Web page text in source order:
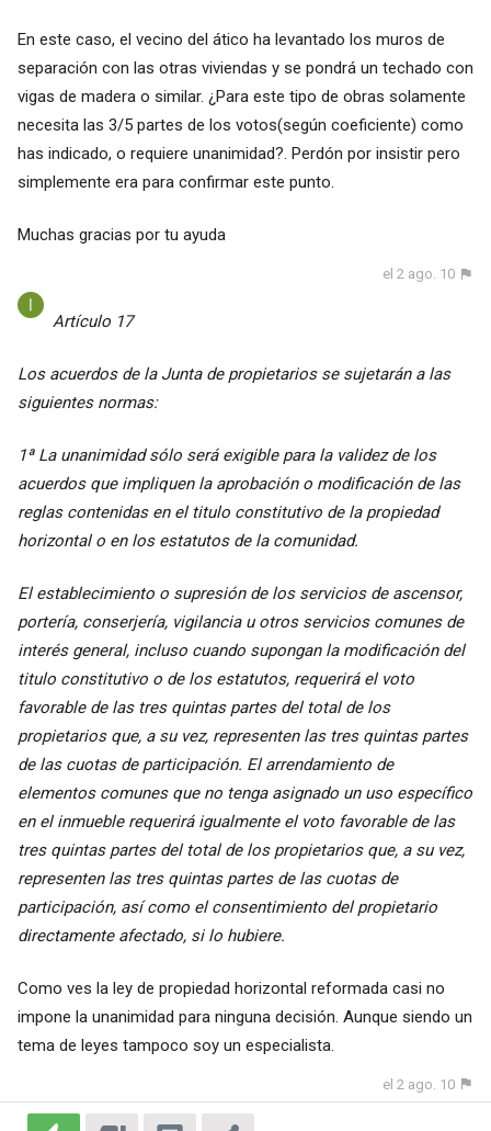
En este caso, el vecino del ático ha levantado los muros de
separación con las otras viviendas y se pondrá un techado con
vigas de madera o similar. ¿Para este tipo de obras solamente
necesita las 3/5 partes de los votos(según coeficiente) como
has indicado, o requiere unanimidad?. Perdón por insistir pero
simplemente era para confirmar este punto.
Muchas gracias por tu ayuda
el 2 ago. 10
Artículo 17
Los acuerdos de la Junta de propietarios se sujetarán a las
siguientes normas:
1ª La unanimidad sólo será exigible para la validez de los
acuerdos que impliquen la aprobación o modificación de las
reglas contenidas en el titulo constitutivo de la propiedad
horizontal o en los estatutos de la comunidad.
El establecimiento o supresión de los servicios de ascensor,
portería, conserjería, vigilancia u otros servicios comunes de
interés general, incluso cuando supongan la modificación del
titulo constitutivo o de los estatutos, requerirá el voto
favorable de las tres quintas partes del total de los
propietarios que, a su vez, representen las tres quintas partes
de las cuotas de participación. El arrendamiento de
elementos comunes que no tenga asignado un uso específico
en el inmueble requerirá igualmente el voto favorable de las
tres quintas partes del total de los propietarios que, a su vez,
representen las tres quintas partes de las cuotas de
participación, así como el consentimiento del propietario
directamente afectado, si lo hubiere.
Como ves la ley de propiedad horizontal reformada casi no
impone la unanimidad para ninguna decisión. Aunque siendo un
tema de leyes tampoco soy un especialista.
el 2 ago. 10